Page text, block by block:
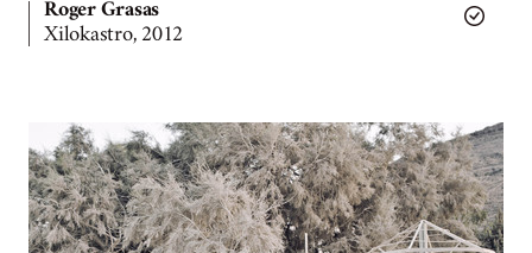
Roger Grasas
Xilokastro, 2012